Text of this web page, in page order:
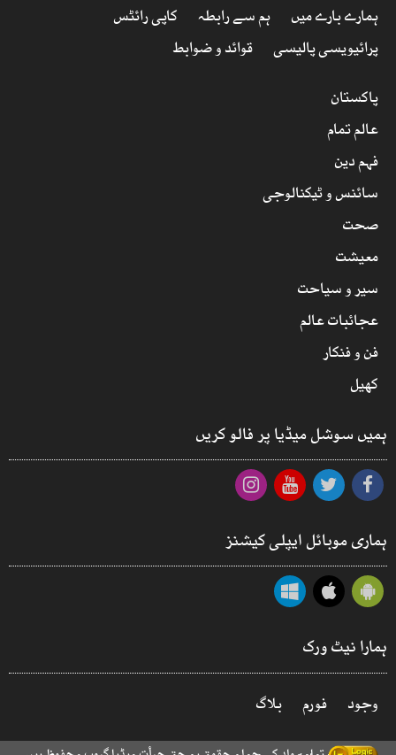
ہمارے بارے میں ہم سے رابطہ
کاپی رائٹس
پرائیویسی پالیسی
قوائد و ضوابط
پاکستان
عالم تمام
فہم دین
سائنس و ٹیکنالوجی
صحت
معیشت
سیر و سیاحت
عجائبات عالم
فن و فنکار
کھیل
ہمیں سوشل میڈیا پر فالو کریں
ہماری موبائل ایپلی کیشنز
ہمارا نیٹ ورک
وجود فورم بلاگ